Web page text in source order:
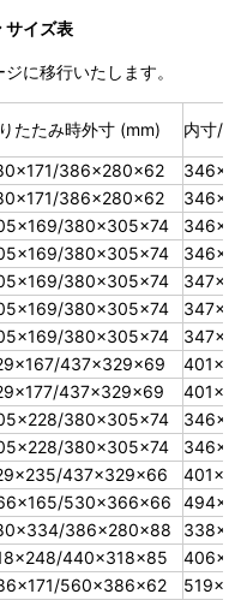
サイズ表
に移行いたします。
たたみ時外寸 (mm)
内寸/
386×280×62
386×280×62
380×305×74
380×305×74
380×305×74
380×305×74
380×305×74
437×329×69
437×329×69
380×305×74
380×305×74
437×329×66
530×366×66
386×280×88
440×318×85
560×386×62